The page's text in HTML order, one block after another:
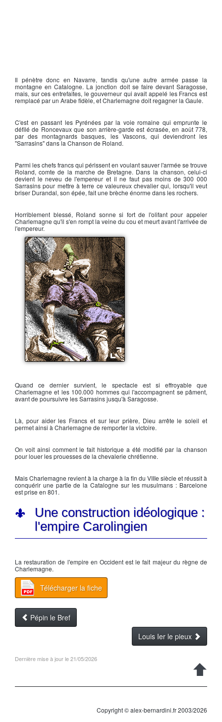
Il pénètre donc en Navarre, tandis qu'une autre armée passe la
montagne en Catalogne. La jonction doit se faire devant Saragosse,
mais, sur ces entrefaites, le gouverneur qui avait appelé les Francs est
remplacé par un Arabe fidèle, etCharlemagne doit regagner la Gaule.
C'est en passant les Pyrénées par la voie romaine qui emprunte le
défilé de Roncevaux que son arrière-garde est écrasée, en août 778,
par desmontagnards basques, lesVascons, qui deviendront les
"Sarrasins" dans la Chanson de Roland.
Parmi les chefs francs qui périssent en voulant sauver l'armée se trouve
Roland, comte de la marche de Bretagne. Dans la chanson, celui-ci
devient le neveu de l'empereur et il ne faut pas moins de 300 000
Sarrasins pour mettre à terre ce valeureux chevalier qui, lorsqu'il veut
briser Durandal, son épée, fait une brèche énorme dans les rochers.
Horriblement blessé, Roland sonne si fort de l'olifant pour appeler
Charlemagne qu'il s'en rompt la veine du cou et meurt avant l'arrivée de
l'empereur.
Quand ce dernier survient, le spectacle est si effroyable que
Charlemagne et les 100.000 hommes qui l'accompagnent se pâment,
avant de poursuivre les Sarrasins jusqu'à Saragosse.
Là, pour aider les Francs et sur leur prière, Dieu arrête le soleil et
permet ainsi à Charlemagne de remporter la victoire.
On voit ainsi comment le fait historique a été modifié par la chanson
pour louer les prouesses de la chevalerie chrétienne.
MaisCharlemagne revient à la charge à la fin du VIIIe siècle et réussit à
conquérir une partie de la Catalogne sur les musulmans : Barcelone
est prise en 801.
Une construction idéologique :
l'empire Carolingien
La restauration de l'empire en Occident est le fait majeur du règne de
Charlemagne.
Télécharger la fiche
Pépin le Bref
Louis Ier le pieux
Dernière mise à jour le 21/05/2026
Copyright © alex-bernardini.fr 2003/2026